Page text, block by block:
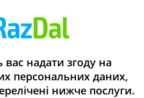
вас надати згоду на
персональних даних,
нижче послуги.